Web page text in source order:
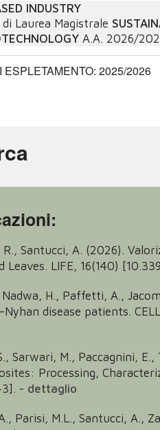
INDUSTRY
Laurea Magistrale
A.A. 2026/
2025/2026
R., Santucci, A. (2026).
Leaves. LIFE, 16(140)
Nadwa, H., Paffetti, A.,
disease patients.
Sarwari, M., Paccagnini,
Processing,
- dettaglio
Parisi, M.L., Santucci, A.,